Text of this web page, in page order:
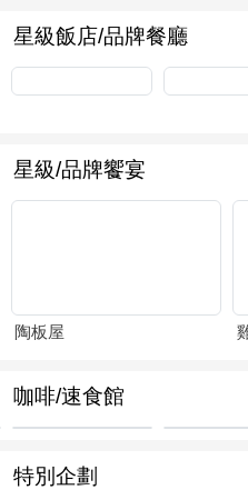
星級飯店/品牌餐廳
星級/品牌饗宴
陶板屋
咖啡/速食館
特別企劃